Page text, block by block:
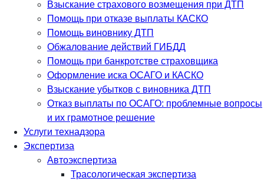
Взыскание страхового возмещения при ДТП
Помощь при отказе выплаты КАСКО
Помощь виновнику ДТП
Обжалование действий ГИБДД
Помощь при банкротстве страховщика
Оформление иска ОСАГО и КАСКО
Взыскание убытков с виновника ДТП
Отказ выплаты по ОСАГО: проблемные вопросы
и их грамотное решение
Услуги технадзора
Экспертиза
Автоэкспертиза
Трасологическая экспертиза